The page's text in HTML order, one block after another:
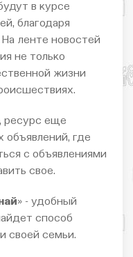
в курсе
благодаря
ленте новостей
не только
жизни
ресурс еще
объявлений, где
с объявлениями
свое.
» - удобный
способ
своей семьи.